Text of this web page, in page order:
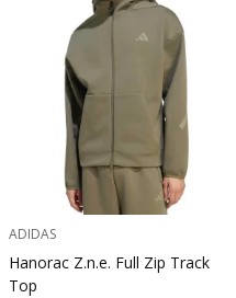
ADIDAS
Hanorac Z.n.e. Full Zip Track
Top